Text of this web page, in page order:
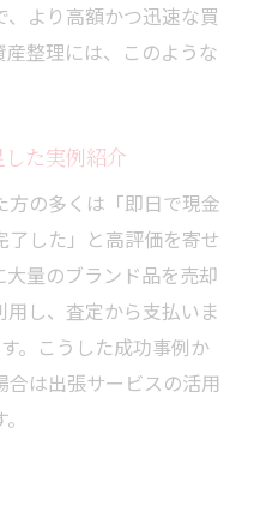
より高額かつ迅速な買
整理には、このような
た実例紹介
方の多くは「即日で現金
した」と高評価を寄せ
量のブランド品を売却
し、査定から支払いま
。こうした成功事例か
合は出張サービスの活用